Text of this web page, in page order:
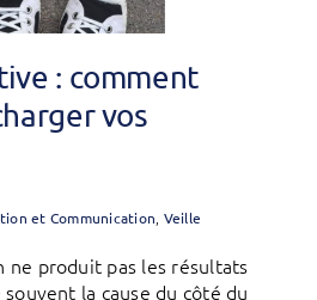
: comment
vos
et Communication Veille
ne produit pas les résultats
la cause du côté du